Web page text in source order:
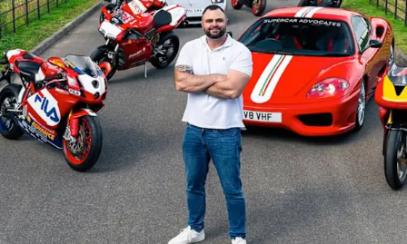
Chinamarke CF Moto weiß: MotoGP käme zu früh – was
stattdessen geplant wird
SUPERBIKE WM 04.08.2026 - 16:51